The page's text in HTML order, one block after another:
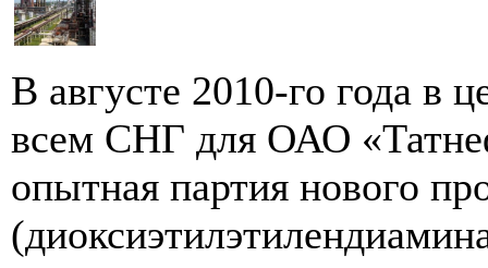
В августе 2010-го года в
всем СНГ для ОАО
опытная партия нового